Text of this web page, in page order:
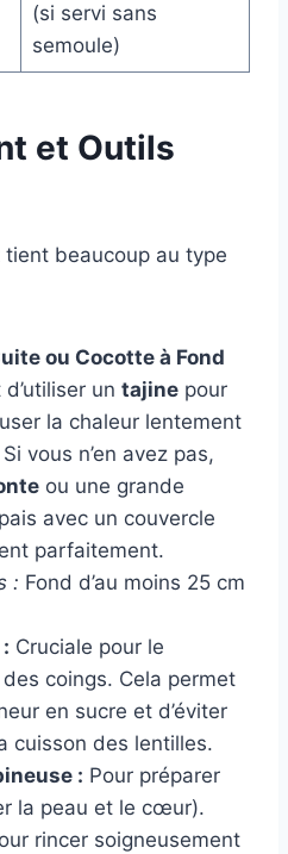
(si servi sans
semoule)
et Outils
beaucoup au type
ou Cocotte à Fond
d’utiliser un tajine pour
la chaleur lentement
vous n’en avez pas,
ou une grande
avec un couvercle
parfaitement.
: Fond d’au moins 25 cm
Cruciale pour le
coings. Cela permet
en sucre et d’éviter
cuisson des lentilles.
: Pour préparer
la peau et le cœur).
rincer soigneusement